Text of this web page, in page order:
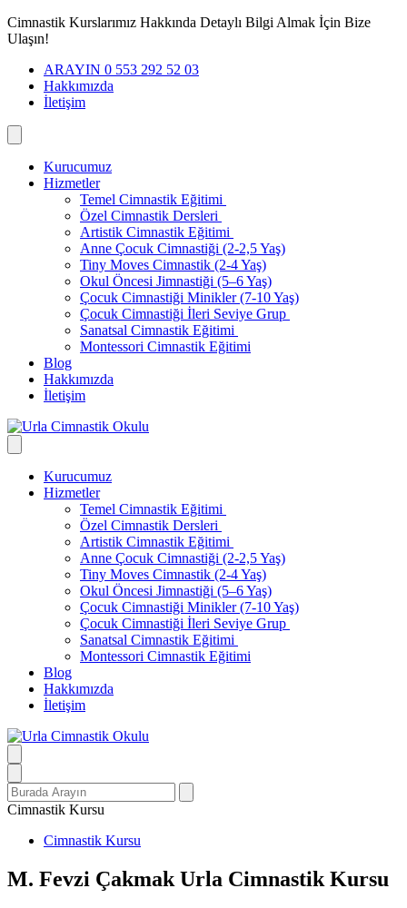
İçeriğe
geç
Cimnastik Kurslarımız Hakkında Detaylı Bilgi Almak İçin Bize
Ulaşın!
ARAYIN 0 553 292 52 03
Hakkımızda
İletişim
Kurucumuz
Hizmetler
Temel Cimnastik Eğitimi
Özel Cimnastik Dersleri
Artistik Cimnastik Eğitimi
Anne Çocuk Cimnastiği (2-2,5 Yaş)
Tiny Moves Cimnastik (2-4 Yaş)
Okul Öncesi Jimnastiği (5–6 Yaş)
Çocuk Cimnastiği Minikler (7-10 Yaş)
Çocuk Cimnastiği İleri Seviye Grup
Sanatsal Cimnastik Eğitimi
Montessori Cimnastik Eğitimi
Blog
Hakkımızda
İletişim
Kurucumuz
Hizmetler
Temel Cimnastik Eğitimi
Özel Cimnastik Dersleri
Artistik Cimnastik Eğitimi
Anne Çocuk Cimnastiği (2-2,5 Yaş)
Tiny Moves Cimnastik (2-4 Yaş)
Okul Öncesi Jimnastiği (5–6 Yaş)
Çocuk Cimnastiği Minikler (7-10 Yaş)
Çocuk Cimnastiği İleri Seviye Grup
Sanatsal Cimnastik Eğitimi
Montessori Cimnastik Eğitimi
Blog
Hakkımızda
İletişim
Search
for:
Cimnastik Kursu
YayınlananCimnastik Kursu
M. Fevzi Çakmak Urla Cimnastik Kursu